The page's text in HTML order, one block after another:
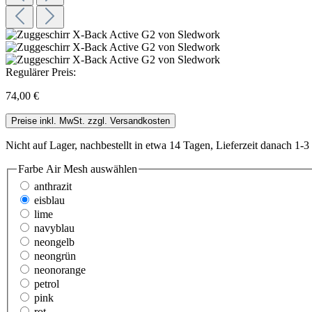
Regulärer Preis:
74,00 €
Preise inkl. MwSt. zzgl. Versandkosten
Nicht auf Lager, nachbestellt in etwa 14 Tagen, Lieferzeit danach 1-3
Farbe Air Mesh auswählen
anthrazit
eisblau
lime
navyblau
neongelb
neongrün
neonorange
petrol
pink